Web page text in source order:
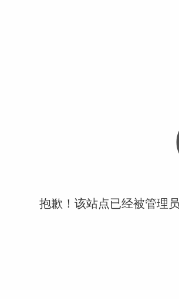
抱歉！该站点已经被管理